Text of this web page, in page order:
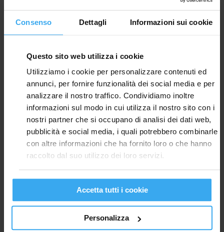
Consenso Dettagli Informazioni sui cookie
Questo sito web utilizza i cookie
Utilizziamo i cookie per personalizzare contenuti ed
annunci, per fornire funzionalità dei social media e per
analizzare il nostro traffico. Condividiamo inoltre
informazioni sul modo in cui utilizza il nostro sito con i
nostri partner che si occupano di analisi dei dati web,
pubblicità e social media, i quali potrebbero combinarle
con altre informazioni che ha fornito loro o che hanno
raccolto dal suo utilizzo dei loro servizi.
Accetta tutti i cookie
Personalizza
STRADIVARI